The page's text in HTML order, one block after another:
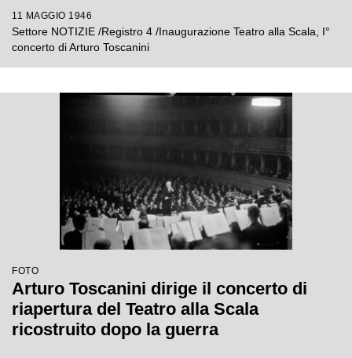
ricostruito dopo la guerra
11 MAGGIO 1946
Settore NOTIZIE /Registro 4 /Inaugurazione Teatro alla Scala, I°
concerto di Arturo Toscanini
FOTO
Arturo Toscanini dirige il concerto di
riapertura del Teatro alla Scala
ricostruito dopo la guerra